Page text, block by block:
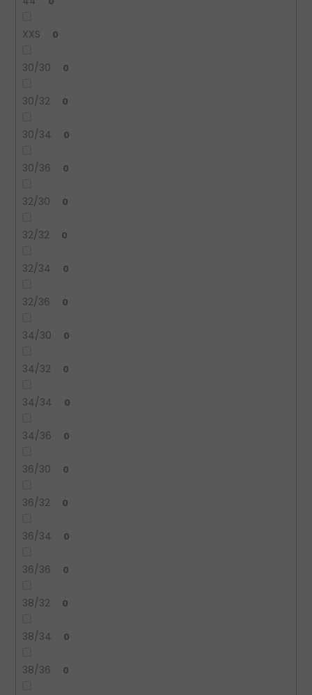
XXS 0
30/30 0
30/32 0
30/34 0
30/36 0
32/30 0
32/32 0
32/34 0
32/36 0
34/30 0
34/32 0
34/34 0
34/36 0
36/30 0
36/32 0
36/34 0
36/36 0
38/32 0
38/34 0
38/36 0